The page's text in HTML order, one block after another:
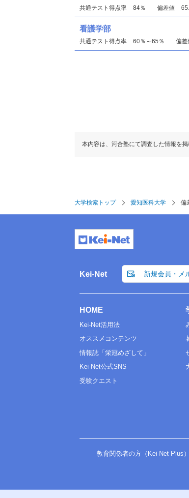
共通テスト得点率 84％ 偏差値
看護学部
共通テスト得点率 60％～65％ 偏差
本内容は、河合塾にて調査した情報を
大学検索トップ 愛知医科大学 偏
Kei-Net 新規会員・メ
HOME
Kei-Net活用法
オススメコンテンツ
情報誌「栄冠めざして」
Kei-Net公式SNS
受験クエスト
教育関係者の方（Kei-Net Plus）